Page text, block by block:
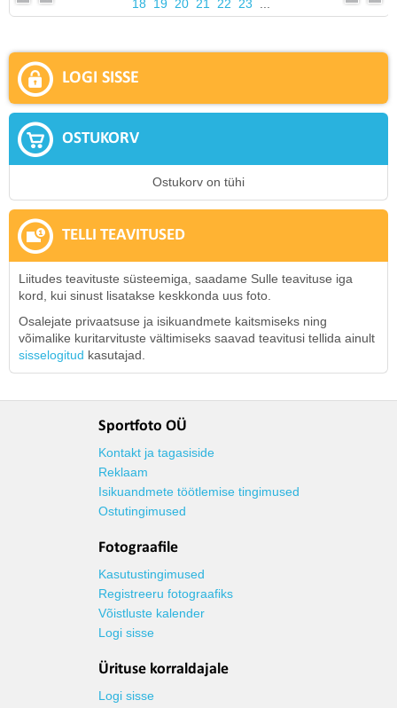
18
19 20 21 22 23
LOGI SISSE
OSTUKORV
Ostukorv on tühi
TELLI TEAVITUSED
Liitudes teavituste süsteemiga, saadame Sulle teavituse iga
kord, kui sinust lisatakse keskkonda uus foto.
Osalejate privaatsuse ja isikuandmete kaitsmiseks ning
võimalike kuritarvituste vältimiseks saavad teavitusi tellida ainult
sisselogitud kasutajad.
Sportfoto OÜ
Kontakt ja tagasiside
Reklaam
Isikuandmete töötlemise tingimused
Ostutingimused
Fotograafile
Kasutustingimused
Registreeru fotograafiks
Võistluste kalender
Logi sisse
Ürituse korraldajale
Logi sisse